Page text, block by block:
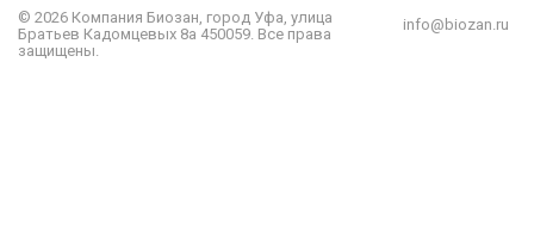
© 2026 Компания Биозан город Уфа , улица
Братьев Кадомцевых 8а 450059 Все права
защищены.
info@biozan.ru